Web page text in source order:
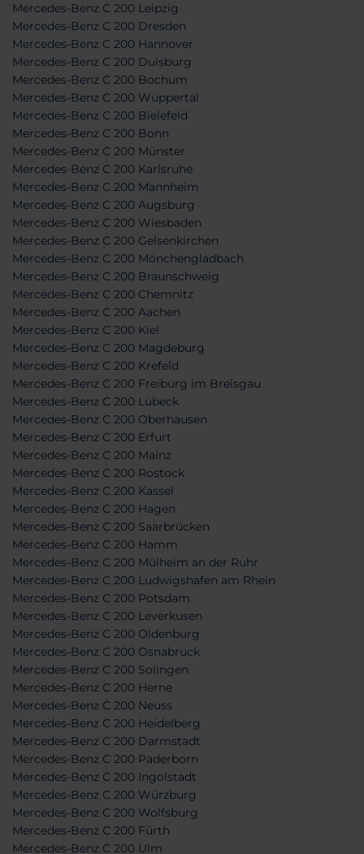
Mercedes-Benz C 200 Leipzig
Mercedes-Benz C 200 Dresden
Mercedes-Benz C 200 Hannover
Mercedes-Benz C 200 Duisburg
Mercedes-Benz C 200 Bochum
Mercedes-Benz C 200 Wuppertal
Mercedes-Benz C 200 Bielefeld
Mercedes-Benz C 200 Bonn
Mercedes-Benz C 200 Münster
Mercedes-Benz C 200 Karlsruhe
Mercedes-Benz C 200 Mannheim
Mercedes-Benz C 200 Augsburg
Mercedes-Benz C 200 Wiesbaden
Mercedes-Benz C 200 Gelsenkirchen
Mercedes-Benz C 200 Mönchengladbach
Mercedes-Benz C 200 Braunschweig
Mercedes-Benz C 200 Chemnitz
Mercedes-Benz C 200 Aachen
Mercedes-Benz C 200 Kiel
Mercedes-Benz C 200 Magdeburg
Mercedes-Benz C 200 Krefeld
Mercedes-Benz C 200 Freiburg im Breisgau
Mercedes-Benz C 200 Lübeck
Mercedes-Benz C 200 Oberhausen
Mercedes-Benz C 200 Erfurt
Mercedes-Benz C 200 Mainz
Mercedes-Benz C 200 Rostock
Mercedes-Benz C 200 Kassel
Mercedes-Benz C 200 Hagen
Mercedes-Benz C 200 Saarbrücken
Mercedes-Benz C 200 Hamm
Mercedes-Benz C 200 Mülheim an der Ruhr
Mercedes-Benz C 200 Ludwigshafen am Rhein
Mercedes-Benz C 200 Potsdam
Mercedes-Benz C 200 Leverkusen
Mercedes-Benz C 200 Oldenburg
Mercedes-Benz C 200 Osnabrück
Mercedes-Benz C 200 Solingen
Mercedes-Benz C 200 Herne
Mercedes-Benz C 200 Neuss
Mercedes-Benz C 200 Heidelberg
Mercedes-Benz C 200 Darmstadt
Mercedes-Benz C 200 Paderborn
Mercedes-Benz C 200 Ingolstadt
Mercedes-Benz C 200 Würzburg
Mercedes-Benz C 200 Wolfsburg
Mercedes-Benz C 200 Fürth
Mercedes-Benz C 200 Ulm